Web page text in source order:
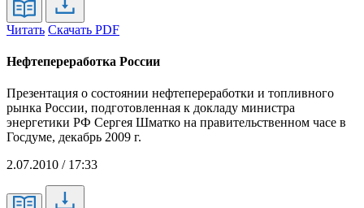
Читать Скачать PDF
Нефтепереработка России
Презентация о состоянии нефтепереработки и топливного
рынка России, подготовленная к докладу министра
энергетики РФ Сергея Шматко на правительственном часе в
Госдуме, декабрь 2009 г.
2.07.2010 / 17:33